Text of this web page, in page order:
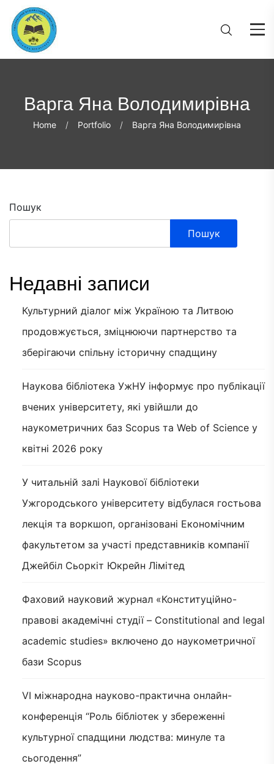
Варга Яна Володимирівна
Home Portfolio Варга Яна Володимирівна
Пошук
Пошук
Недавні записи
Культурний діалог між Україною та Литвою
продовжується, зміцнюючи партнерство та
зберігаючи спільну історичну спадщину
Наукова бібліотека УжНУ інформує про публікації
вчених університету, які увійшли до
наукометричних баз Scopus та Web of Science у
квітні 2026 року
У читальній залі Наукової бібліотеки
Ужгородського університету відбулася гостьова
лекція та воркшоп, організовані Економічним
факультетом за участі представників компанії
Джейбіл Сьоркіт Юкрейн Лімітед
Фаховий науковий журнал «Конституційно-
правові академічні студії – Constitutional and legal
academic studies» включено до наукометричної
бази Scopus
VI міжнародна науково-практична онлайн-
конференція “Роль бібліотек у збереженні
культурної спадщини людства: минуле та
сьогодення”